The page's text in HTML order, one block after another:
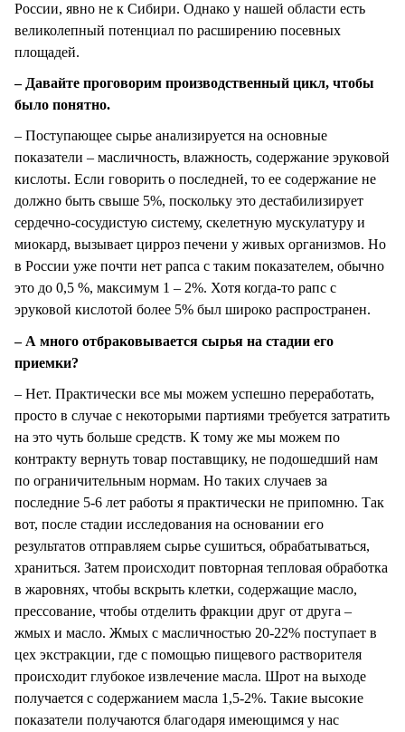
России, явно не к Сибири. Однако у нашей области есть
великолепный потенциал по расширению посевных
площадей.
– Давайте проговорим производственный цикл, чтобы
было понятно.
– Поступающее сырье анализируется на основные
показатели – масличность, влажность, содержание эруковой
кислоты. Если говорить о последней, то ее содержание не
должно быть свыше 5%, поскольку это дестабилизирует
сердечно-сосудистую систему, скелетную мускулатуру и
миокард, вызывает цирроз печени у живых организмов. Но
в России уже почти нет рапса с таким показателем, обычно
это до 0,5 %, максимум 1 – 2%. Хотя когда-то рапс с
эруковой кислотой более 5% был широко распространен.
– А много отбраковывается сырья на стадии его
приемки?
– Нет. Практически все мы можем успешно переработать,
просто в случае с некоторыми партиями требуется затратить
на это чуть больше средств. К тому же мы можем по
контракту вернуть товар поставщику, не подошедший нам
по ограничительным нормам. Но таких случаев за
последние 5-6 лет работы я практически не припомню. Так
вот, после стадии исследования на основании его
результатов отправляем сырье сушиться, обрабатываться,
храниться. Затем происходит повторная тепловая обработка
в жаровнях, чтобы вскрыть клетки, содержащие масло,
прессование, чтобы отделить фракции друг от друга –
жмых и масло. Жмых с масличностью 20-22% поступает в
цех экстракции, где с помощью пищевого растворителя
происходит глубокое извлечение масла. Шрот на выходе
получается с содержанием масла 1,5-2%. Такие высокие
показатели получаются благодаря имеющимся у нас